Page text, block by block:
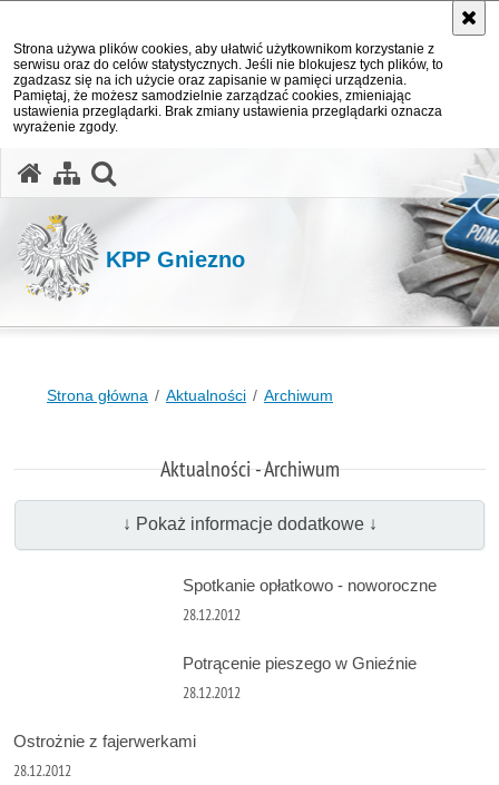
Strona używa plików cookies, aby ułatwić użytkownikom korzystanie z
serwisu oraz do celów statystycznych. Jeśli nie blokujesz tych plików, to
zgadzasz się na ich użycie oraz zapisanie w pamięci urządzenia.
Pamiętaj, że możesz samodzielnie zarządzać cookies, zmieniając
ustawienia przeglądarki. Brak zmiany ustawienia przeglądarki oznacza
wyrażenie zgody.
KPP Gniezno
Strona główna Aktualności Archiwum
Aktualności - Archiwum
↓ Pokaż informacje dodatkowe ↓
Spotkanie opłatkowo - noworoczne
28.12.2012
Potrącenie pieszego w Gnieźnie
28.12.2012
Ostrożnie z fajerwerkami
28.12.2012